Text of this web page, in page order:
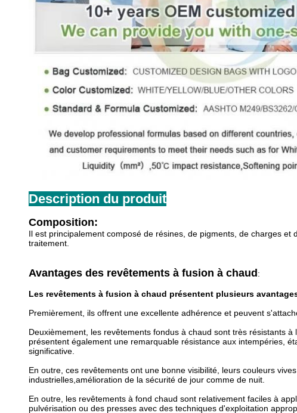
Description du produit
Composition:
Il est principalement composé de résines, de pigments, de charges
traitement.
Avantages des revêtements à fusion à chaud :
Les revêtements à fusion à chaud présentent plusieurs
Premièrement, ils offrent une excellente adhérence et peuvent
Deuxièmement, les revêtements fondus à chaud sont très résistants
présentent également une remarquable résistance aux intempéries,
significative.
En outre, ces revêtements ont une bonne visibilité, leurs couleurs
industrielles,amélioration de la sécurité de jour comme de nuit.
En outre, les revêtements à fond chaud sont relativement faciles à
pulvérisation ou des presses avec des techniques d'exploitation